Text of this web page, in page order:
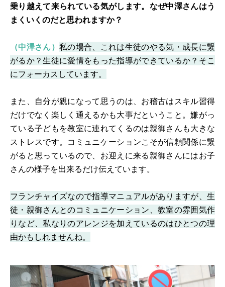
乗り越えて来られている気がします。なぜ中澤さんはう
まくいくのだと思われますか？
（中澤さん） 私の場合、これは生徒のやる気・成長に繋
がるか？生徒に愛情をもった指導ができているか？そこ
にフォーカスしています。
また、自分が親になって思うのは、お稽古はスキル習得
だけでなく楽しく通えるかも大事だということ。嫌がっ
ている子どもを教室に連れてくるのは親御さんも大きな
ストレスです。コミュニケーションこそが信頼関係に繋
がると思っているので、お迎えに来る親御さんにはお子
さんの様子を出来るだけ伝えています。
フランチャイズなので指導マニュアルがありますが、生
徒・親御さんとのコミュニケーション、教室の雰囲気作
りなど、私なりのアレンジを加えているのはひとつの理
由かもしれませんね。